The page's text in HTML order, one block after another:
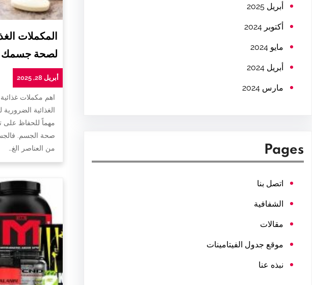
أبريل 2025
أكتوبر 2024
مايو 2024
أبريل 2024
مارس 2024
Pages
اتصل بنا
الشفافية
مقالات
موقع جدول الفيتامينات
نبذه عنا
المكملات
لصحة جسمك
أبريل 28, 2025
اهم مكملات
الغذائية
مهماً للحفاظ على
صحة الجسم.
من العناصر الغ…